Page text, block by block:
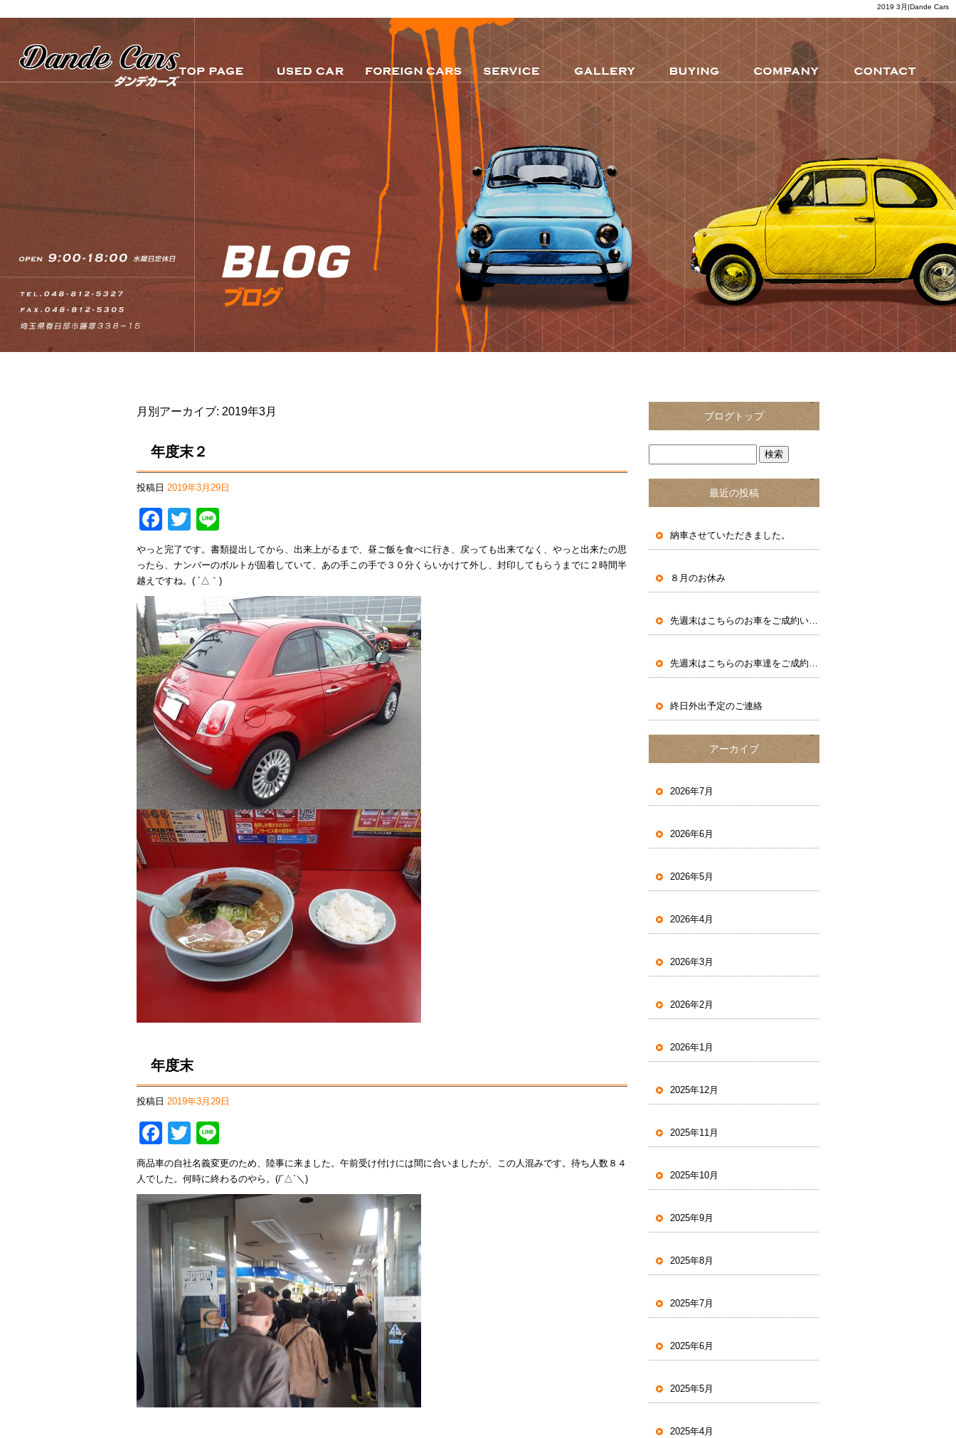
2019 3月|Dande Cars
月別アーカイブ: 2019年3月
年度末２
投稿日 2019年3月29日
Facebook
Twitter
やっと完了です。書類提出してから、出来上がるまで、昼ご飯を食べに行き、戻っても出来てなく、やっと出来たの思
ったら、ナンバーのボルトが固着していて、あの手この手で３０分くらいかけて外し、封印してもらうまでに２時間半
越えですね。( ´△｀)
年度末
投稿日 2019年3月29日
Facebook
Twitter
商品車の自社名義変更のため、陸事に来ました。午前受け付けには間に合いましたが、この人混みです。待ち人数８４
人でした。何時に終わるのやら。(/´△`＼)
ブログトップ
最近の投稿
納車させていただきました。
８月のお休み
先週末はこちらのお車をご成約いただきました。
先週末はこちらのお車達をご成約いただきました。
終日外出予定のご連絡
アーカイブ
2026年7月
2026年6月
2026年5月
2026年4月
2026年3月
2026年2月
2026年1月
2025年12月
2025年11月
2025年10月
2025年9月
2025年8月
2025年7月
2025年6月
2025年5月
2025年4月